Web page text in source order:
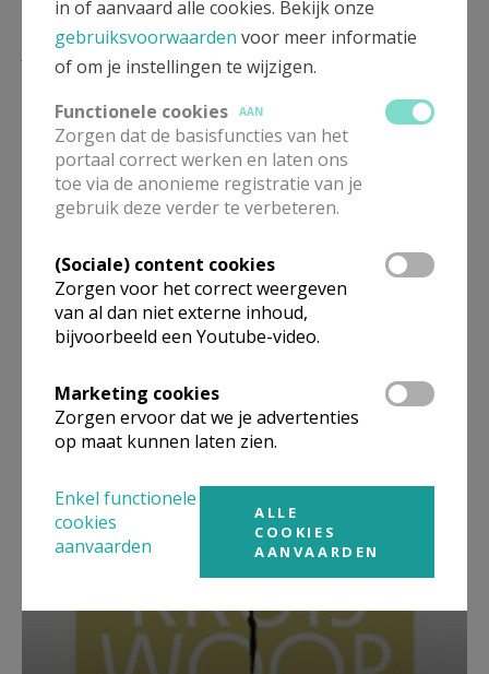
Lees meer
Beroepsvereniging Zorgpastores
in of aanvaard alle cookies. Bekijk onze
gebruiksvoorwaarden voor meer informatie
of om je instellingen te wijzigen.
Functionele cookies
AAN
Zorgen dat de basisfuncties van het
portaal correct werken en laten ons
toe via de anonieme registratie van je
gebruik deze verder te verbeteren.
(Sociale) content cookies
Zorgen voor het correct weergeven
van al dan niet externe inhoud,
bijvoorbeeld een Youtube-video.
Marketing cookies
Zorgen ervoor dat we je advertenties
op maat kunnen laten zien.
Enkel functionele
cookies
aanvaarden
ALLE
COOKIES
AANVAARDEN